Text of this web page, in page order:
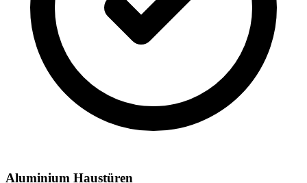
Aluminium Haustüren